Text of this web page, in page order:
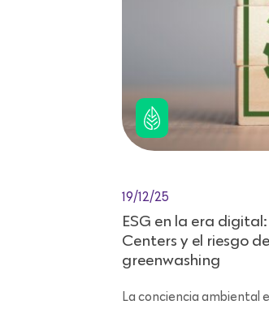
19/12/25
ESG en la era
Centers y el riesgo del
greenwashing
La conciencia ambiental